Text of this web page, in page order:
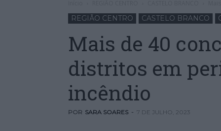
REGIÃO CENTRO CASTELO BRANCO
Mais de 40
distritos em
incêndio
POR SARA SOARES - 7 DE JULHO, 2023